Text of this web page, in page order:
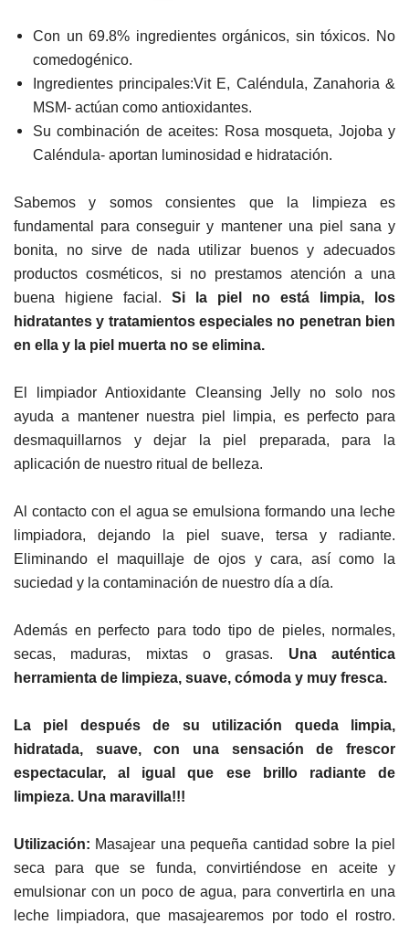
Con un 69.8% ingredientes orgánicos, sin tóxicos. No
comedogénico.
Ingredientes principales:Vit E, Caléndula, Zanahoria &
MSM- actúan como antioxidantes.
Su combinación de aceites: Rosa mosqueta, Jojoba y
Caléndula- aportan luminosidad e hidratación.
Sabemos y somos consientes que la limpieza es
fundamental para conseguir y mantener una piel sana y
bonita, no sirve de nada utilizar buenos y adecuados
productos cosméticos, si no prestamos atención a una
buena higiene facial. Si la piel no está limpia, los
hidratantes y tratamientos especiales no penetran bien
en ella y la piel muerta no se elimina.
El limpiador Antioxidante Cleansing Jelly no solo nos
ayuda a mantener nuestra piel limpia, es perfecto para
desmaquillarnos y dejar la piel preparada, para la
aplicación de nuestro ritual de belleza.
Al contacto con el agua se emulsiona formando una leche
limpiadora, dejando la piel suave, tersa y radiante.
E liminando el maquillaje de ojos y cara, así como la
suciedad y la contaminación de nuestro día a día.
Además en perfecto para todo tipo de pieles, normales,
secas, maduras, mixtas o grasas. Una auténtica
herramienta de limpieza, suave, cómoda y muy fresca.
La piel después de su utilización queda limpia,
hidratada, suave, con una sensación de frescor
espectacular, al igual que ese brillo radiante de
limpieza. Una maravilla!!!
Utilización: Masajear una pequeña cantidad sobre la piel
seca para que se funda, convirtiéndose en aceite y
emulsionar con un poco de agua, para convertirla en una
leche limpiadora, que masajearemos por todo el rostro.